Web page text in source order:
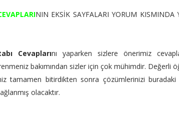
NIN EKSİK SAYFALARI YORUM KISMINDA
Cevaplarını yaparken sizlere önerimiz
bakımından sizler için çok mühimdir. Değerli
tamamen bitirdikten sonra çözümlerinizi buradaki
olacaktır.